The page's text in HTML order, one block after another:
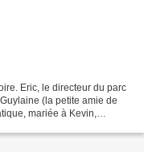
Eric, le directeur du parc
(la petite amie de
mariée à Kevin,